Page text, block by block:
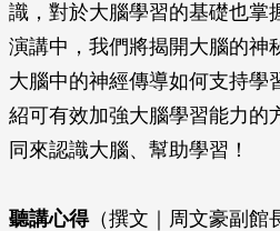
識，對於大腦學習的基礎也掌
演講中，我們將揭開大腦的神
大腦中的神經傳導如何支持學
紹可有效加強大腦學習能力的
同來認識大腦、幫助學習！
聽講心得（撰文｜周文豪副館